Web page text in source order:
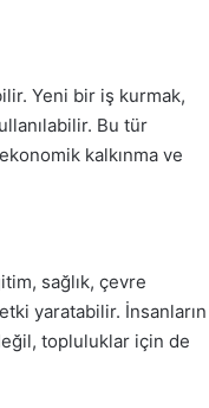
Yeni bir iş kurmak,
Bu tür
kalkınma ve
sağlık, çevre
yaratabilir. İnsanların
topluluklar için de